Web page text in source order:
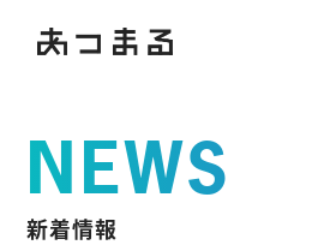
NEWS
新着情報